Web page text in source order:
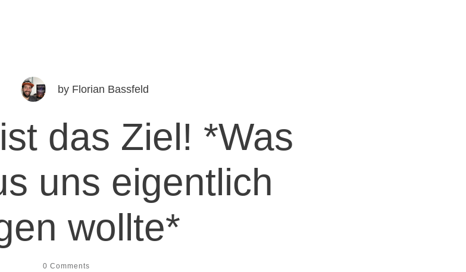
by Florian Bassfeld
das Ziel! *Was
uns eigentlich
wollte*
0 Comments